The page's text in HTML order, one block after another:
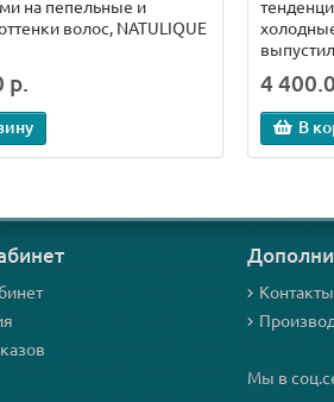
на пепельные и
волос, NATULIQUE
р. 4
В
Контакты
Мы в